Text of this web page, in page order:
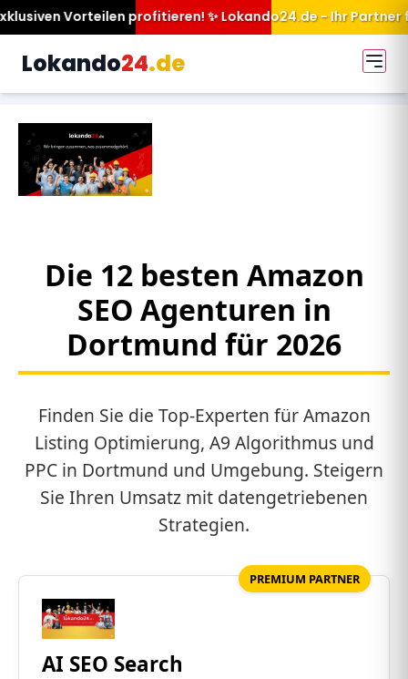
✨ Lokando24.de - Ihr Partner für mehr
Lokando24.de
Die 12 besten Amazon
SEO Agenturen in
Dortmund für 2026
Finden Sie die Top-Experten für Amazon
Listing Optimierung, A9 Algorithmus und
PPC in Dortmund und Umgebung. Steigern
Sie Ihren Umsatz mit datengetriebenen
Strategien.
PREMIUM PARTNER
AI SEO Search